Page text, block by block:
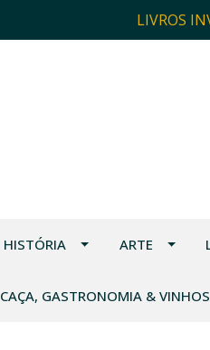
LIVROS
HISTÓRIA ARTE
CAÇA, GASTRONOMIA & VINHOS